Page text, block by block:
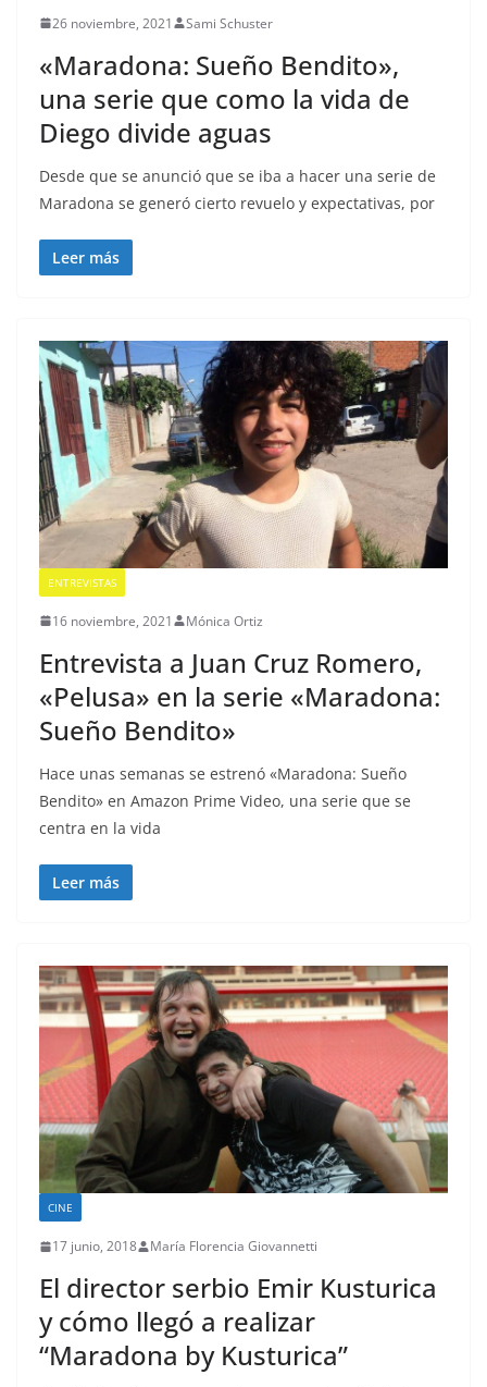
26 noviembre, 2021 Sami Schuster
«Maradona: Sueño Bendito»,
una serie que como la vida de
Diego divide aguas
Desde que se anunció que se iba a hacer una serie de
Maradona se generó cierto revuelo y expectativas, por
Leer más
ENTREVISTAS
16 noviembre, 2021 Mónica Ortiz
Entrevista a Juan Cruz Romero,
«Pelusa» en la serie «Maradona:
Sueño Bendito»
Hace unas semanas se estrenó «Maradona: Sueño
Bendito» en Amazon Prime Video, una serie que se
centra en la vida
Leer más
CINE
17 junio, 2018 María Florencia Giovannetti
El director serbio Emir Kusturica
y cómo llegó a realizar
“Maradona by Kusturica”